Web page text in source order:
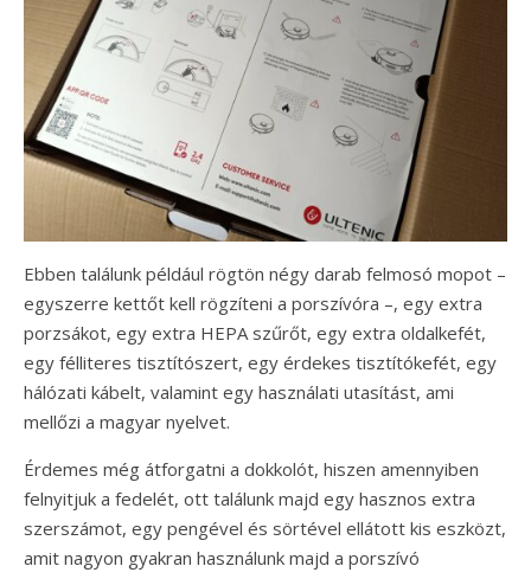
Ebben találunk például rögtön négy darab felmosó mopot –
egyszerre kettőt kell rögzíteni a porszívóra –, egy extra
porzsákot, egy extra HEPA szűrőt, egy extra oldalkefét,
egy félliteres tisztítószert, egy érdekes tisztítókefét, egy
hálózati kábelt, valamint egy használati utasítást, ami
mellőzi a magyar nyelvet.
Érdemes még átforgatni a dokkolót, hiszen amennyiben
felnyitjuk a fedelét, ott találunk majd egy hasznos extra
szerszámot, egy pengével és sörtével ellátott kis eszközt,
amit nagyon gyakran használunk majd a porszívó